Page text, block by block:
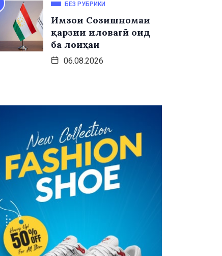
БЕЗ РУБРИКИ
Имзои Созишномаи
қарзии иловагӣ оид
ба лоиҳаи
06.08.2026